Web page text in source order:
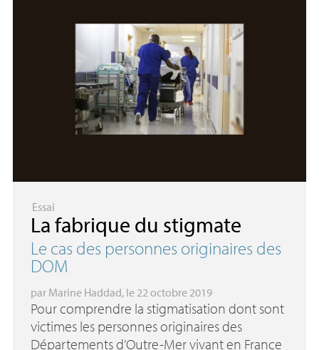
Essai
La fabrique du stigmate
Le cas des personnes originaires des
DOM
par Marine Haddad, le 22 octobre 2019
Pour comprendre la stigmatisation dont sont
victimes les personnes originaires des
Départements d’Outre-Mer vivant en France